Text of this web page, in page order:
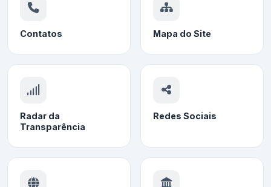
Contatos Mapa do Site
Radar da
Transparência
Redes Sociais